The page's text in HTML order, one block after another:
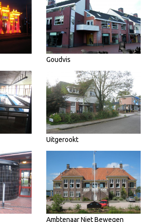
Goudvis
Uitgerookt
Ambtenaar Niet Bewegen